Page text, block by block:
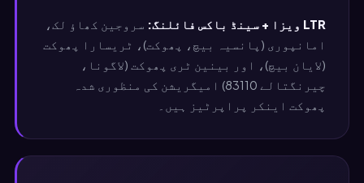
LTR ویزا + سینڈ باکس فائلنگ:
سروجین کھاؤ لک،
امانپوری (پانسیہ بیچ، پھوکت)، ٹریسارا پھوکت
(لایان بیچ)، اور بینین ٹری پھوکت (لاگونا،
چیرنگتالے 83110) امیگریشن کی منظوری شدہ
پھوکت اینکر پراپرٹیز ہیں۔